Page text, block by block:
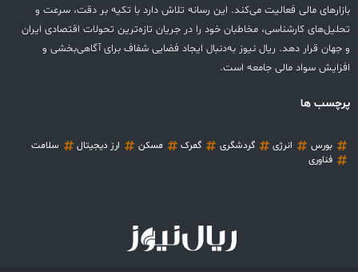
بازارهای مالی فعالیت می‌کند. این رسانه تلاش دارد با تکیه بر دقت، سرعت و
تحلیل‌های کارشناسی، مخاطبان خود را در جریان تازه‌ترین تحولات اقتصادی ایران
و جهان قرار دهد. ریال نیوز به‌دنبال ایجاد فضایی شفاف برای آگاهی‌بخشی و
افزایش سواد مالی جامعه است.
پرچسب ها
بورس انرژی گردشگری گمرک مسکن ارز دیجیتال
سلامت
فناوری